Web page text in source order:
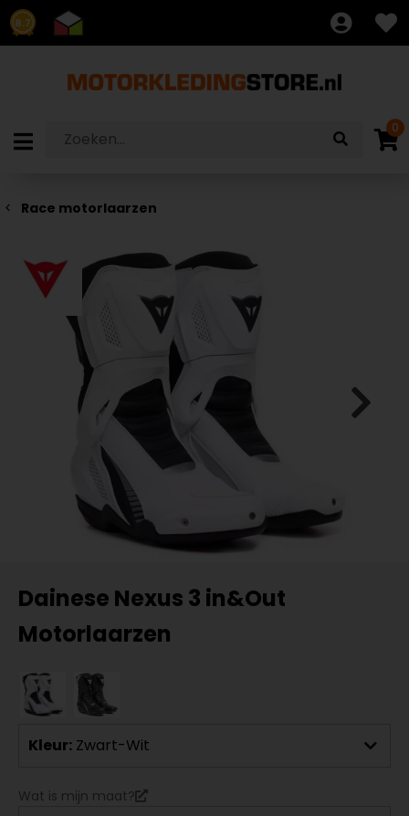
8.7
0
Race motorlaarzen
Dainese Nexus 3 in&Out
Motorlaarzen
Kleur: Zwart-Wit
Wat is mijn maat?